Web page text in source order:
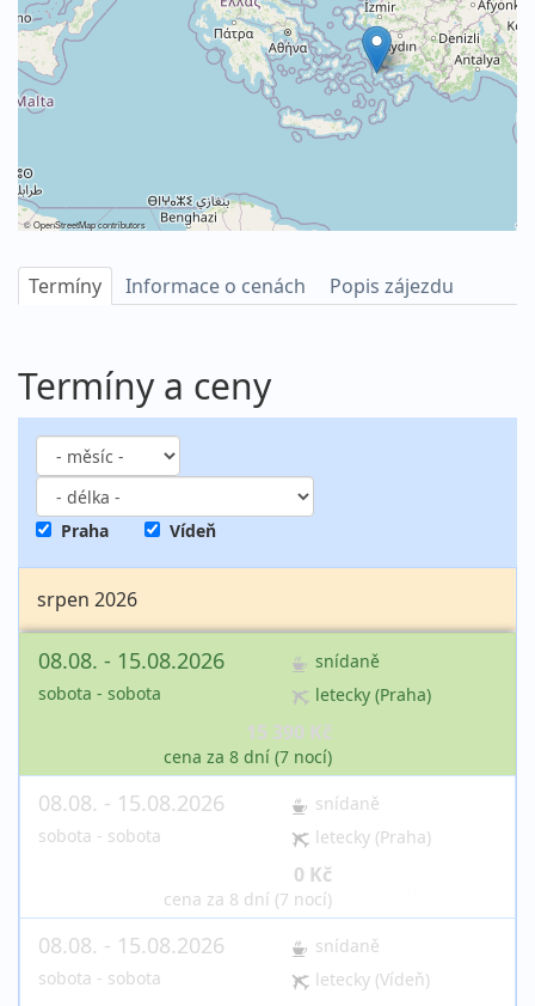
©OpenStreetMapcontributors
Termíny Informace o cenách Popis zájezdu
Termíny a ceny
Praha Vídeň
srpen 2026
08.08. - 15.08.2026
sobota - sobota
snídaně
letecky (Praha)
15 390 Kč
cena za 8 dní (7 nocí)
08.08. - 15.08.2026
sobota - sobota
snídaně
letecky (Praha)
0 Kč
cena za 8 dní (7 nocí)
08.08. - 15.08.2026
sobota - sobota
snídaně
letecky (Vídeň)